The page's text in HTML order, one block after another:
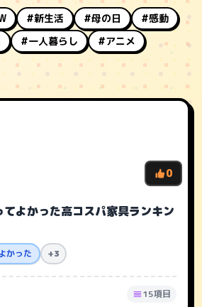
#新生活 #母の日
#感動
#一人暮らし
#アニメ
0
よかった高コスパ家具ランキン
かった +3
15項目